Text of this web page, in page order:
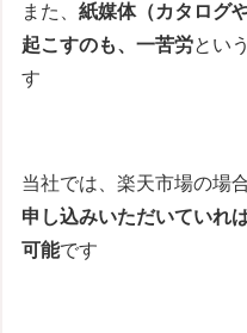
また、紙媒体（カタログ
起こすのも、一苦労とい
す
当社では、楽天市場の場
申し込みいただいていれ
可能です